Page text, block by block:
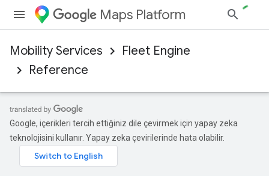
Maps Platform
Mobility Services
Fleet Engine
Reference
Google, içerikleri tercih ettiğiniz dile çevirmek için yapay zeka
teknolojisini kullanır. Yapay zeka çevirilerinde hata olabilir.